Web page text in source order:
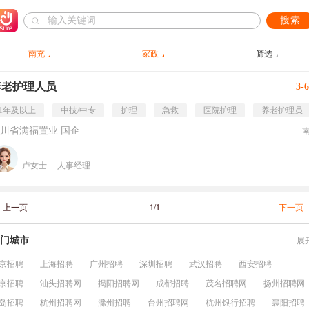
搜索
南充 家政 筛选
护理人员 3-
年及以上 中技/中专 护理 急救 医院护理 养老护理员
省满福置业 国企
卢女士 人事经理
上一页 1/1 下一页
城市 展
招聘 上海招聘 广州招聘 深圳招聘 武汉招聘
西安招聘
招聘
汕头招聘网 揭阳招聘网 成都招聘 茂名招聘网
扬州招聘网
招聘
杭州招聘网 滁州招聘 台州招聘网 杭州银行招聘
襄阳招聘